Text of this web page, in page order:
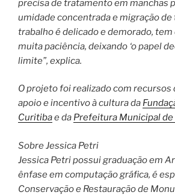
precisa de tratamento em manchas
umidade concentrada e migração de
trabalho é delicado e demorado,
muita paciência, deixando ‘o papel
limite”, explica.
O projeto foi realizado com recursos
apoio e incentivo à cultura da
Curitibae da Prefeitura Municipal
Sobre Jessica Petri
Jessica Petri possui graduação em
ênfase em computação gráfica, é
Conservação e Restauração de